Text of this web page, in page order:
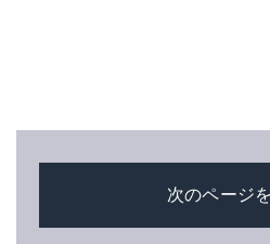
次のページ